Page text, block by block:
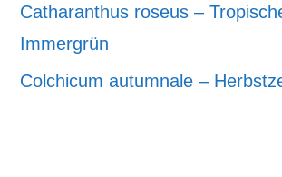
Catharanthus roseus –
Immergrün
Colchicum autumnale –